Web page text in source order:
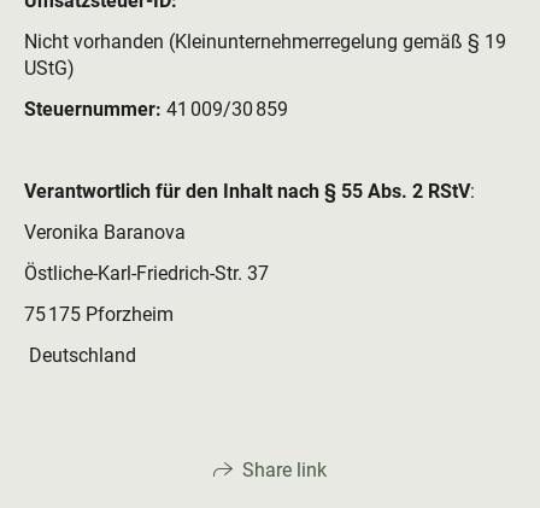
Nicht vorhanden (Kleinunternehmerregelung gemäß § 19
UStG)
Steuernummer: 41 009/30 859
Verantwortlich für den Inhalt nach § 55 Abs. 2 RStV:
Veronika Baranova
Östliche-Karl-Friedrich-Str. 37
75 175 Pforzheim
Deutschland
Share link